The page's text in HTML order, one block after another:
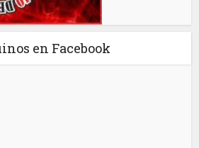
en Facebook